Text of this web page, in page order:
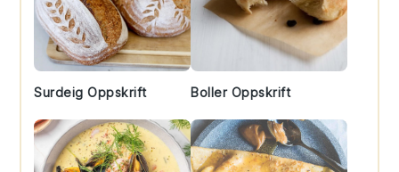
Surdeig Oppskrift Boller Oppskrift